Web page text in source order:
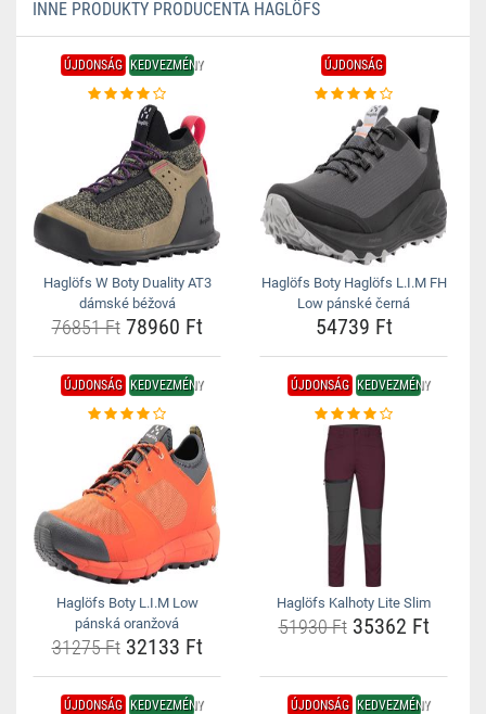
INNE PRODUKTY PRODUCENTA HAGLÖFS
ÚJDONSÁG KEDVEZMÉNY
Haglöfs W Boty Duality AT3
dámské béžová
76851 Ft78960 Ft
ÚJDONSÁG
Haglöfs Boty Haglöfs L.I.M FH
Low pánské černá
54739 Ft
ÚJDONSÁG KEDVEZMÉNY
Haglöfs Boty L.I.M Low
pánská oranžová
31275 Ft32133 Ft
ÚJDONSÁG KEDVEZMÉNY
Haglöfs Kalhoty Lite Slim
51930 Ft35362 Ft
ÚJDONSÁG KEDVEZMÉNY ÚJDONSÁG KEDVEZMÉNY